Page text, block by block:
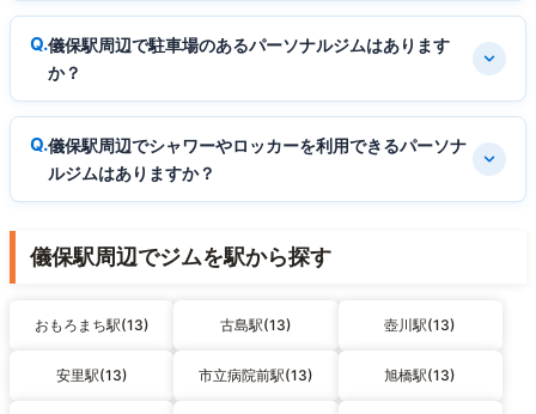
儀保駅周辺で駐車場のあるパーソナルジムはあります
か？
儀保駅周辺でシャワーやロッカーを利用できるパーソナ
ルジムはありますか？
儀保駅周辺でジムを駅から探す
おもろまち駅(13) 古島駅(13) 壺川駅(13)
安里駅(13) 市立病院前駅(13) 旭橋駅(13)